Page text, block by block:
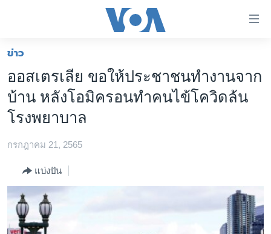
ต่อ
ไป
เนื้อหา
หลัก
ไป
ข้าม
โลก
เอเชีย
ไทย
ธุรกิจ
วิทยาศาสตร์
สังคมและสุขภาพ
ข่าว
ออสเตรเลีย ขอให้ประชาชนทำงานจาก
บ้าน หลังโอมิครอนทำคนไข้โควิดล้น
โรงพยาบาล
กรกฎาคม 21, 2565
แบ่งปัน